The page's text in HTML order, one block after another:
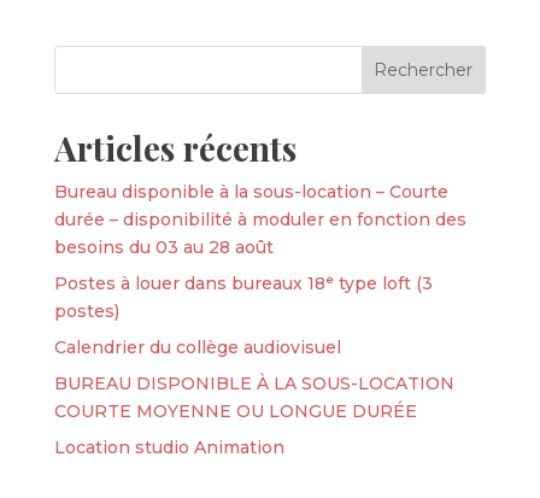
Articles récents
Bureau disponible à la sous-location – Courte
durée – disponibilité à moduler en fonction des
besoins du 03 au 28 août
Postes à louer dans bureaux 18ᵉ type loft (3
postes)
Calendrier du collège audiovisuel
BUREAU DISPONIBLE À LA SOUS-LOCATION
COURTE MOYENNE OU LONGUE DURÉE
Location studio Animation